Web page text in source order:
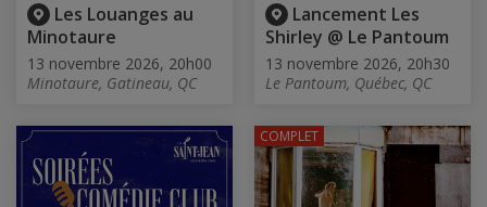
Les Louanges au
Minotaure
13 novembre 2026, 20h00
Minotaure, Gatineau, QC
Lancement Les
Shirley @ Le Pantoum
13 novembre 2026, 20h30
Le Pantoum, Québec, QC
COMPLET